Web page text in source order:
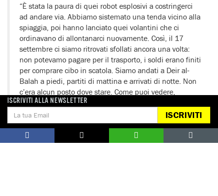
“È stata la paura di quei robot esplosivi a costringerci
ad andare via. Abbiamo sistemato una tenda vicino alla
spiaggia, poi hanno lanciato quei volantini che ci
ordinavano di allontanarci nuovamente. Così, il 17
settembre ci siamo ritrovati sfollati ancora una volta:
non potevamo pagare per il trasporto, i soldi erano finiti
per comprare cibo in scatola. Siamo andati a Deir al-
Balah a piedi, partiti di mattina e arrivati di notte. Non
c’era alcun posto dove stare. Come puoi vedere,
dormiamo letteralmente in mezzo alla strada, in
quest’isola spartitraffico in via Salaheddin. Usiamo i
pannolini dei bambini come lenzuola. Le tende dove
stavamo prima [a Gaza City] sono andare a pezzi dopo
che Israele ha bombardato un edificio lì vicino. Qui c’è
ISCRIVITI ALLA NEWSLETTER
ISCRIVITI